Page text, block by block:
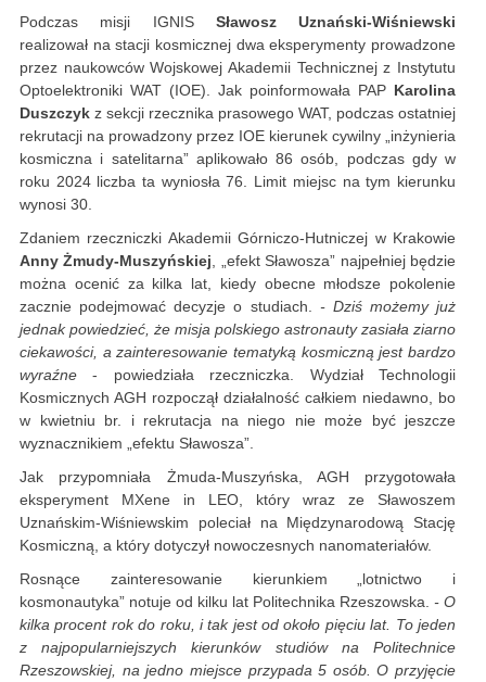
Podczas misji IGNIS Sławosz Uznański-Wiśniewski
realizował na stacji kosmicznej dwa eksperymenty prowadzone
przez naukowców Wojskowej Akademii Technicznej z Instytutu
Optoelektroniki WAT (IOE). Jak poinformowała PAP Karolina
Duszczyk z sekcji rzecznika prasowego WAT, podczas ostatniej
rekrutacji na prowadzony przez IOE kierunek cywilny „inżynieria
kosmiczna i satelitarna” aplikowało 86 osób, podczas gdy w
roku 2024 liczba ta wyniosła 76. Limit miejsc na tym kierunku
wynosi 30.
Zdaniem rzeczniczki Akademii Górniczo-Hutniczej w Krakowie
Anny Żmudy-Muszyńskiej , „efekt Sławosza” najpełniej będzie
można ocenić za kilka lat, kiedy obecne młodsze pokolenie
zacznie podejmować decyzje o studiach. - Dziś możemy już
jednak powiedzieć, że misja polskiego astronauty zasiała ziarno
ciekawości, a zainteresowanie tematyką kosmiczną jest bardzo
wyraźne - powiedziała rzeczniczka. Wydział Technologii
Kosmicznych AGH rozpoczął działalność całkiem niedawno, bo
w kwietniu br. i rekrutacja na niego nie może być jeszcze
wyznacznikiem „efektu Sławosza”.
Jak przypomniała Żmuda-Muszyńska, AGH przygotowała
eksperyment MXene in LEO, który wraz ze Sławoszem
Uznańskim-Wiśniewskim poleciał na Międzynarodową Stację
Kosmiczną, a który dotyczył nowoczesnych nanomateriałów.
Rosnące zainteresowanie kierunkiem „lotnictwo i
kosmonautyka” notuje od kilku lat Politechnika Rzeszowska. - O
kilka procent rok do roku, i tak jest od około pięciu lat. To jeden
z najpopularniejszych kierunków studiów na Politechnice
Rzeszowskiej, na jedno miejsce przypada 5 osób. O przyjęcie